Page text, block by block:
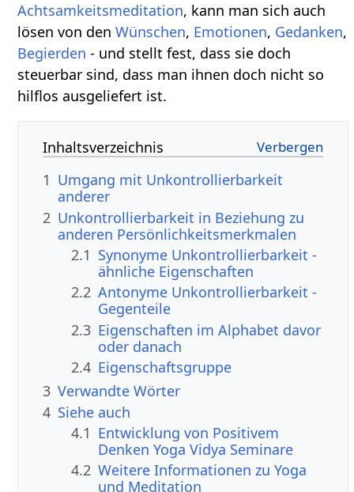
Achtsamkeitsmeditation, kann man sich auch
lösen von denWünschen, Emotionen, Gedanken,
Begierden - und stellt fest, dass sie doch
steuerbar sind, dass man ihnen doch nicht so
hilflos ausgeliefert ist.
Inhaltsverzeichnis
1 Umgang mit Unkontrollierbarkeit
anderer
2 Unkontrollierbarkeit in Beziehung zu
anderen Persönlichkeitsmerkmalen
2.1 Synonyme Unkontrollierbarkeit -
ähnliche Eigenschaften
2.2 Antonyme Unkontrollierbarkeit -
Gegenteile
2.3 Eigenschaften im Alphabet davor
oder danach
2.4 Eigenschaftsgruppe
3 Verwandte Wörter
4 Siehe auch
4.1 Entwicklung von Positivem
Denken Yoga Vidya Seminare
4.2 Weitere Informationen zu Yoga
und Meditation